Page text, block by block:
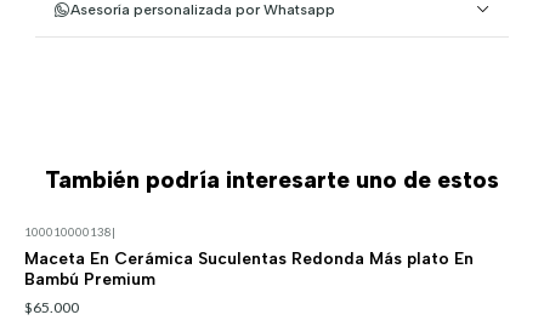
Asesoría personalizada por Whatsapp
También podría interesarte uno de estos
100010000138|
Maceta En Cerámica Suculentas Redonda Más plato En
Bambú Premium
$65.000